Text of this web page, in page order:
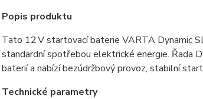
Popis produktu
Tato 12 V startovací baterie VARTA Dynamic
standardní spotřebou elektrické energie. Řada
baterií a nabízí bezúdržbový provoz, stabilní
Technické parametry